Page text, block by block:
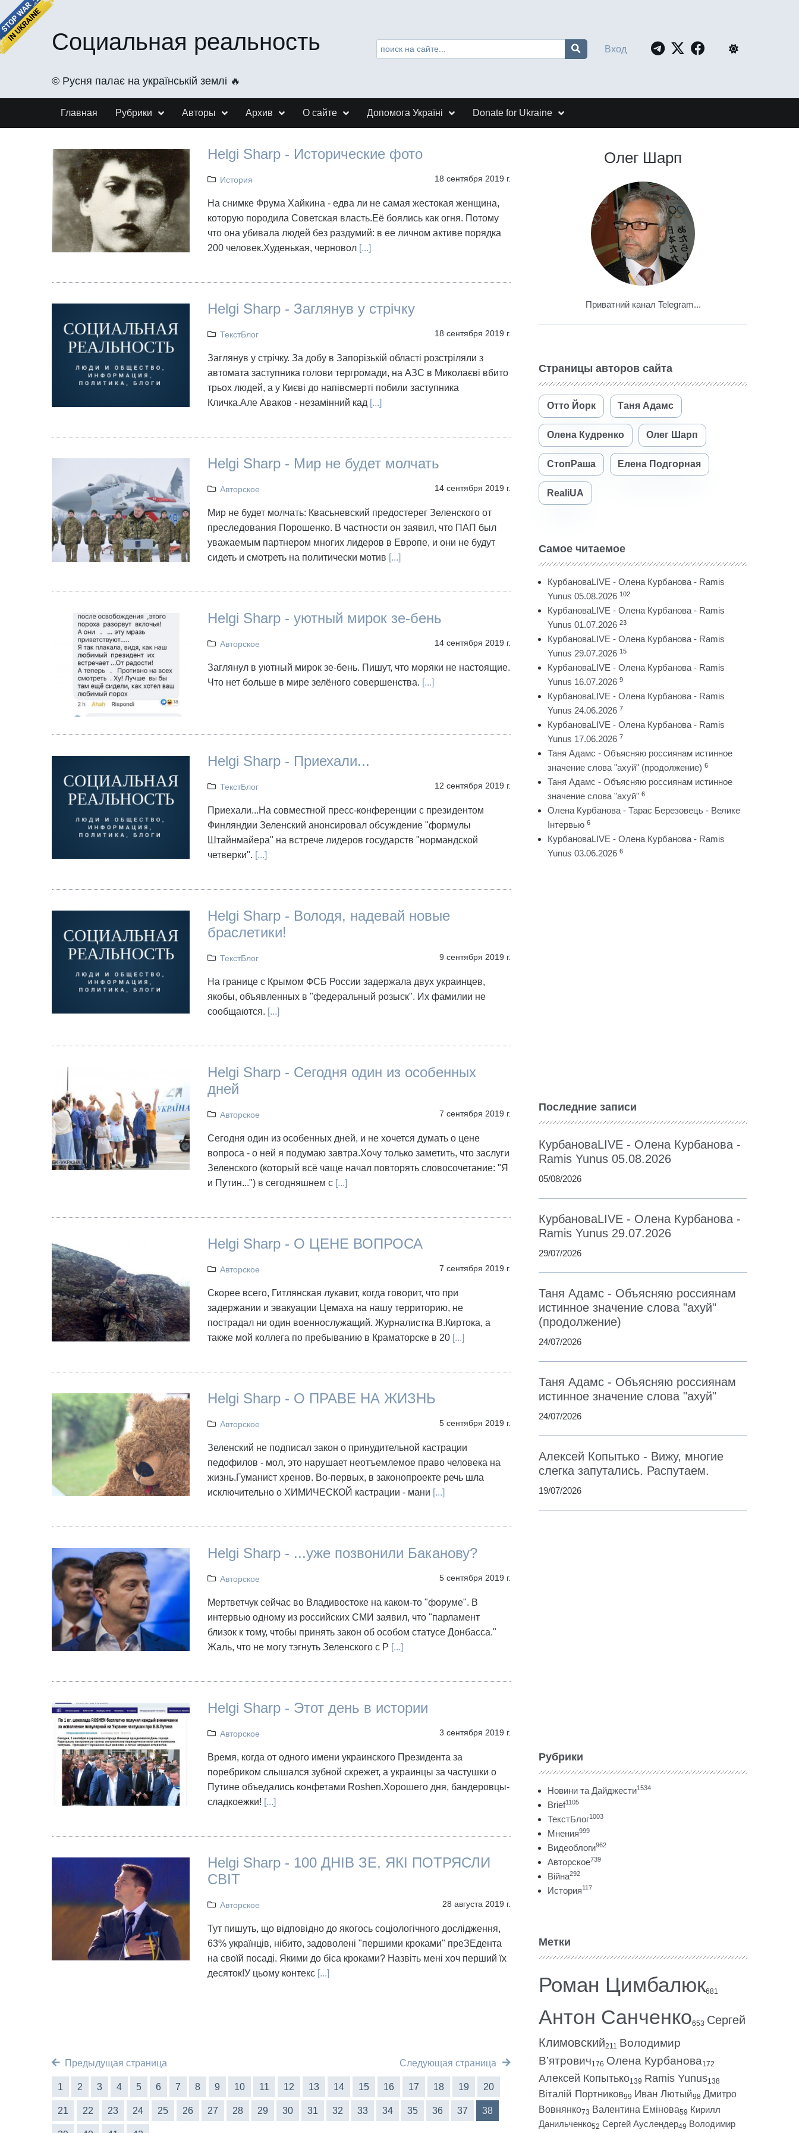
Социальная реальность
©️ Русня палає на українській землі 🔥
Вход
Главная Рубрики Авторы Архив О сайте Допомога Україні Donate for Ukraine
Helgi Sharp - Исторические фото
История 18 сентября 2019 г.
На снимке Фрума Хайкина - едва ли не самая жестокая женщина,
которую породила Советская власть.Её боялись как огня. Потому
что она убивала людей без раздумий: в ее личном активе порядка
200 человек.Худенькая, черновол [...]
Helgi Sharp - Заглянув у стрічку
ТекстБлог 18 сентября 2019 г.
Заглянув у стрічку. За добу в Запорізькій області розстріляли з
автомата заступника голови тергромади, на АЗС в Миколаєві вбито
трьох людей, а у Києві до напівсмерті побили заступника
Кличка.Але Аваков - незамінний кад [...]
Helgi Sharp - Мир не будет молчать
Авторское 14 сентября 2019 г.
Мир не будет молчать: Квасьневский предостерег Зеленского от
преследования Порошенко. В частности он заявил, что ПАП был
уважаемым партнером многих лидеров в Европе, и они не будут
сидеть и смотреть на политически мотив [...]
Helgi Sharp - уютный мирок зе-бень
Авторское 14 сентября 2019 г.
Заглянул в уютный мирок зе-бень. Пишут, что моряки не настоящие.
Что нет больше в мире зелёного совершенства. [...]
Helgi Sharp - Приехали...
ТекстБлог 12 сентября 2019 г.
Приехали...На совместной пресс-конференции с президентом
Финляндии Зеленский анонсировал обсуждение "формулы
Штайнмайера" на встрече лидеров государств "нормандской
четверки". [...]
Helgi Sharp - Володя, надевай новые
браслетики!
ТекстБлог 9 сентября 2019 г.
На границе с Крымом ФСБ России задержала двух украинцев,
якобы, объявленных в "федеральный розыск". Их фамилии не
сообщаются. [...]
Helgi Sharp - Сегодня один из особенных
дней
Авторское 7 сентября 2019 г.
Сегодня один из особенных дней, и не хочется думать о цене
вопроса - о ней я подумаю завтра.Хочу только заметить, что заслуги
Зеленского (который всё чаще начал повторять словосочетание: "Я
и Путин...") в сегодняшнем с [...]
Helgi Sharp - О ЦЕНЕ ВОПРОСА
Авторское 7 сентября 2019 г.
Скорее всего, Гитлянская лукавит, когда говорит, что при
задержании и эвакуации Цемаха на нашу территорию, не
пострадал ни один военнослужащий. Журналистка В.Киртока, а
также мой коллега по пребыванию в Краматорске в 20 [...]
Helgi Sharp - О ПРАВЕ НА ЖИЗНЬ
Авторское 5 сентября 2019 г.
Зеленский не подписал закон о принудительной кастрации
педофилов - мол, это нарушает неотъемлемое право человека на
жизнь.Гуманист хренов. Во-первых, в законопроекте речь шла
исключительно о ХИМИЧЕСКОЙ кастрации - мани [...]
Helgi Sharp - ...уже позвонили Баканову?
Авторское 5 сентября 2019 г.
Мертветчук сейчас во Владивостоке на каком-то "форуме". В
интервью одному из российских СМИ заявил, что "парламент
близок к тому, чтобы принять закон об особом статусе Донбасса."
Жаль, что не могу тэгнуть Зеленского с Р [...]
Helgi Sharp - Этот день в истории
Авторское 3 сентября 2019 г.
Время, когда от одного имени украинского Президента за
поребриком слышался зубной скрежет, а украинцы за частушки о
Путине объедались конфетами Roshen.Хорошего дня, бандеровцы-
сладкоежки! [...]
Helgi Sharp - 100 ДНІВ ЗЕ, ЯКІ ПОТРЯСЛИ
СВІТ
Авторское 28 августа 2019 г.
Тут пишуть, що відповідно до якогось соціологічного дослідження,
63% українців, нібито, задоволені "першими кроками" преЗЕдента
на своїй посаді. Якими до біса кроками? Назвіть мені хоч перший їх
десяток!У цьому контекс [...]
Предыдущая страница Следующая страница
1 2 3 4 5 6 7 8 9 10 11 12 13 14 15 16 17 18 19 20
21 22 23 24 25 26 27 28 29 30 31 32 33 34 35 36 37 38
Олег Шарп
Приватний канал Telegram...
Страницы авторов сайта
Отто Йорк Таня Адамс
Олена Кудренко Олег Шарп
СтопРаша Елена Подгорная
RealiUA
Самое читаемое
КурбановаLIVE - Олена Курбанова - Ramis
Yunus 05.08.2026 102
КурбановаLIVE - Олена Курбанова - Ramis
Yunus 01.07.2026 23
КурбановаLIVE - Олена Курбанова - Ramis
Yunus 29.07.2026 15
КурбановаLIVE - Олена Курбанова - Ramis
Yunus 16.07.2026 9
КурбановаLIVE - Олена Курбанова - Ramis
Yunus 24.06.2026 7
КурбановаLIVE - Олена Курбанова - Ramis
Yunus 17.06.2026 7
Таня Адамс - Объясняю россиянам истинное
значение слова "ахуй" (продолжение) 6
Таня Адамс - Объясняю россиянам истинное
значение слова "ахуй" 6
Олена Курбанова - Тарас Березовець - Велике
Інтервью 6
КурбановаLIVE - Олена Курбанова - Ramis
Yunus 03.06.2026 6
Последние записи
КурбановаLIVE - Олена Курбанова -
Ramis Yunus 05.08.2026
05/08/2026
КурбановаLIVE - Олена Курбанова -
Ramis Yunus 29.07.2026
29/07/2026
Таня Адамс - Объясняю россиянам
истинное значение слова "ахуй"
(продолжение)
24/07/2026
Таня Адамс - Объясняю россиянам
истинное значение слова "ахуй"
24/07/2026
Алексей Копытько - Вижу, многие
слегка запутались. Распутаем.
19/07/2026
Рубрики
Новини та Дайджести1534
Brief1105
ТекстБлог1003
Мнения999
Видеоблоги962
Авторское739
Війна292
История117
Метки
Роман Цимбалюк681
Антон Санченко653 Сергей
Климовский211 Володимир
В’ятрович176 Олена Курбанова172
Алексей Копытько139 Ramis Yunus138
Віталій Портников99 Иван Лютый98 Дмитро
Вовнянко73 Валентина Емінова59 Кирилл
Данильченко52 Сергей Ауслендер49 Володимир